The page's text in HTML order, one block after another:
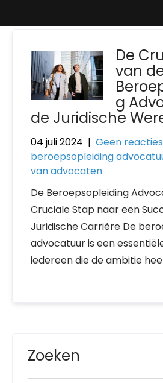
De
van
g
de Juridische
04 juli 2024 | Geen reacties
beroepsopleiding
van advocaten
De Beroepsopleiding
Cruciale Stap naar een
Juridische Carrière De
advocatuur is een
iedereen die de ambitie
Zoeken